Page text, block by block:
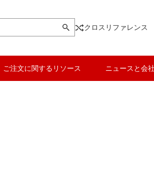
クロスリファレンス
ご注文に関するリソース ニュースと会